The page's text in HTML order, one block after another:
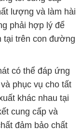
lượng và làm hài
phải hợp lý để
tại trên con đường
có thể đáp ứng
phục vụ cho tất
khác nhau tại
cung cấp và
đảm bảo chất